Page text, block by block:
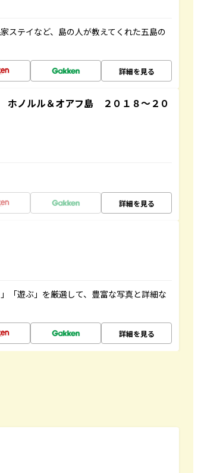
ステイなど、島の人が教えてくれた五島の
詳細を見る
ノルル＆オアフ島 ２０１８～２０
詳細を見る
「遊ぶ」を厳選して、豊富な写真と詳細な
詳細を見る